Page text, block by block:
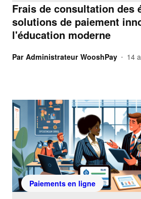
Frais de consultation des
solutions de paiement
l'éducation moderne
Par Administrateur WooshPay • 14
Paiements en ligne